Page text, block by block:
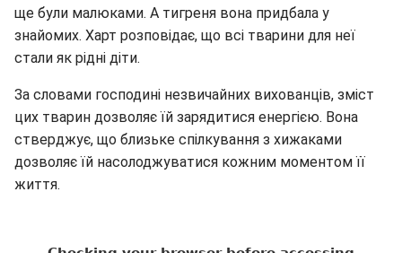
ще були малюками. А тигреня вона придбала у
знайомих. Харт розповідає, що всі тварини для неї
стали як рідні діти.
За словами господині незвичайних вихованців, зміст
цих тварин дозволяє їй зарядитися енергією. Вона
стверджує, що близьке спілкування з хижаками
дозволяє їй насолоджуватися кожним моментом її
життя.